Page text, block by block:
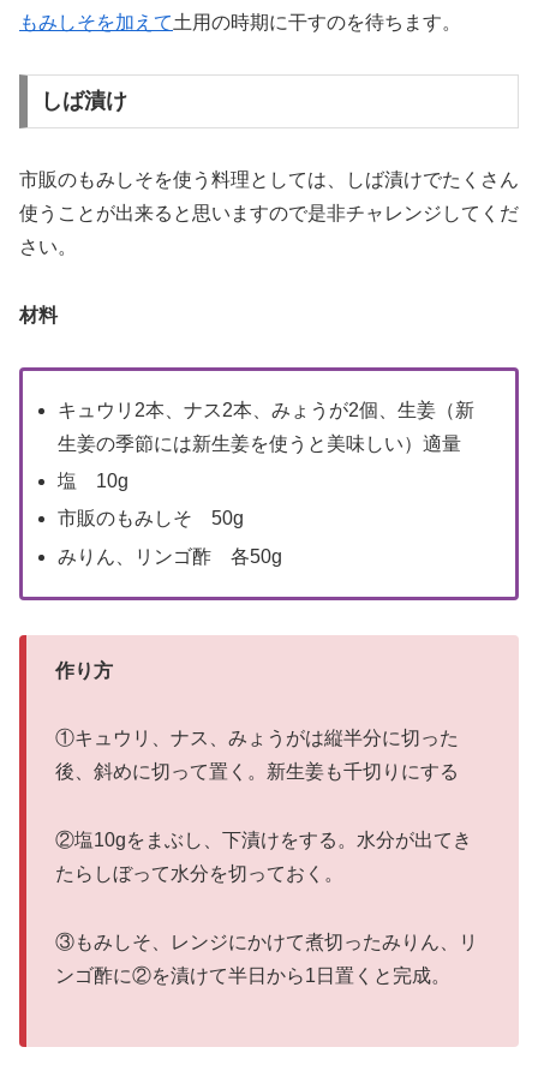
もみしそを加えて土用の時期に干すのを待ちます。
しば漬け
市販のもみしそを使う料理としては、しば漬けでたくさん
使うことが出来ると思いますので是非チャレンジしてくだ
さい。
材料
キュウリ2本、ナス2本、みょうが2個、生姜（新
生姜の季節には新生姜を使うと美味しい）適量
塩 10g
市販のもみしそ 50g
みりん、リンゴ酢 各50g
作り方
①キュウリ、ナス、みょうがは縦半分に切った
後、斜めに切って置く。新生姜も千切りにする
②塩10gをまぶし、下漬けをする。水分が出てき
たらしぼって水分を切っておく。
③もみしそ、レンジにかけて煮切ったみりん、リ
ンゴ酢に②を漬けて半日から1日置くと完成。